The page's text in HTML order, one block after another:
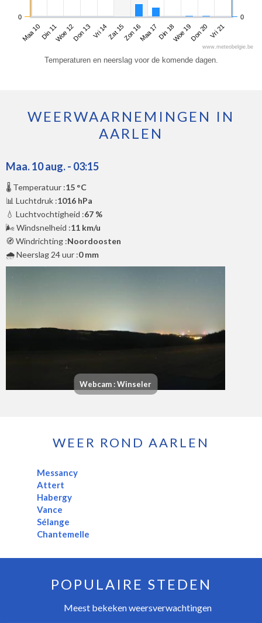
Maa 10Din 11Woe 12Don 13Vri 14Zat 15Zon 16Maa 17Din 18Woe 19Don 20Vri 21
0 0
www.meteobelgie.be
Temperaturen en neerslag voor de komende dagen.
WEERWAARNEMINGEN IN
AARLEN
Maa. 10 aug. - 03:15
🌡️ Temperatuur :15 °C
📊 Luchtdruk :1016 hPa
💧 Luchtvochtigheid :67 %
🌬️ Windsnelheid :11 km/u
🧭 Windrichting :Noordoosten
🌧️ Neerslag 24 uur :0 mm
Webcam : Winseler
WEER ROND AARLEN
Messancy
Attert
Habergy
Vance
Sélange
Chantemelle
POPULAIRE STEDEN
Meest bekeken weersverwachtingen